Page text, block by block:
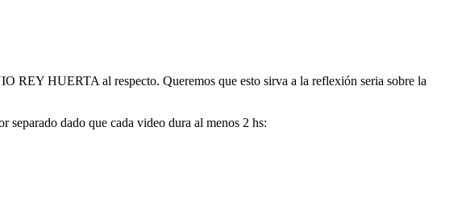
REY HUERTA al respecto. Queremos que esto sirva a la reflexión seria sobre la
separado dado que cada video dura al menos 2 hs: